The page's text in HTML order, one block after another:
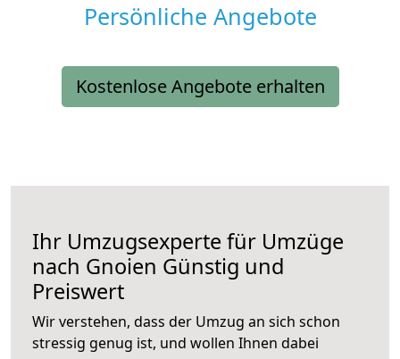
Persönliche Angebote
Kostenlose Angebote erhalten
Ihr Umzugsexperte für Umzüge
nach Gnoien Günstig und
Preiswert
Wir verstehen, dass der Umzug an sich schon
stressig genug ist, und wollen Ihnen dabei